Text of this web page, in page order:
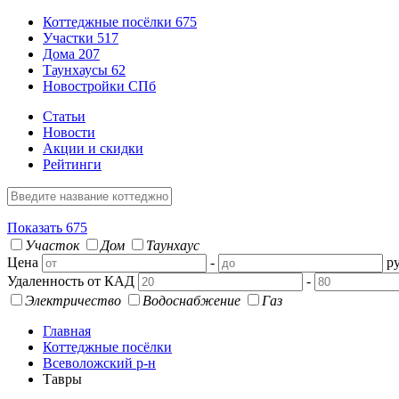
Коттеджные посёлки 675
Участки 517
Дома 207
Таунхаусы 62
Новостройки СПб
Статьи
Новости
Акции и скидки
Рейтинги
Показать 675
Участок
Дом
Таунхаус
Цена
-
Удаленность от КАД
-
Электричество
Водоснабжение
Газ
Главная
Коттеджные посёлки
Всеволожский р-н
Тавры